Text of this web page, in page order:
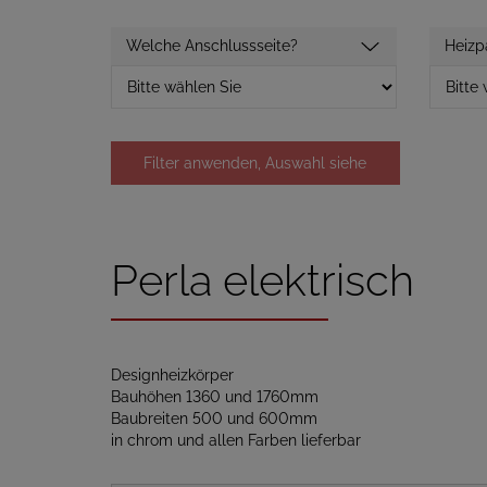
Welche Anschlussseite?
Filter anwenden, Auswahl siehe
Perla elektrisch
Designheizkörper
Bauhöhen 1360 und 1760mm
Baubreiten 500 und 600mm
in chrom und allen Farben lieferbar